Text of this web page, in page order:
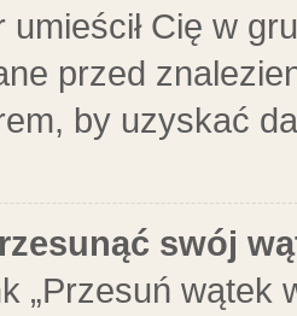
umieścił Cię w
przed
by uzyskać
swój
„Przesuń wątek